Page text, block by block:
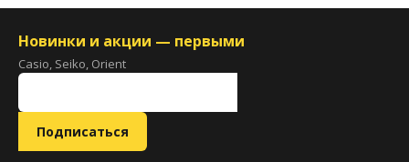
Новинки и акции — первыми
Casio, Seiko, Orient